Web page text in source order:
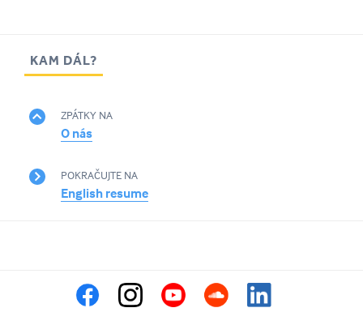
KAM DÁL?
ZPÁTKY NA
O nás
POKRAČUJTE NA
English resume